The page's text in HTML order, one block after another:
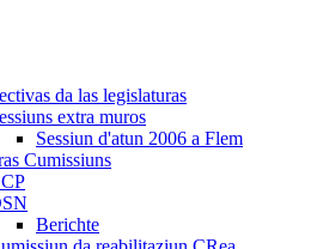
da las legislaturas
extra muros
Sessiun d'atun 2006 a Flem
Cumissiuns
Berichte